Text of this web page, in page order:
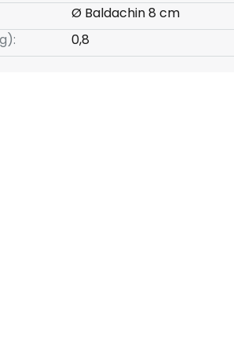
Ø Baldachin 8 cm
0,8